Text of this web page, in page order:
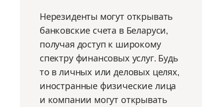
Нерезиденты могут открывать
банковские счета в Беларуси,
получая доступ к широкому
спектру финансовых услуг. Будь
то в личных или деловых целях,
иностранные физические лица
и компании могут открывать